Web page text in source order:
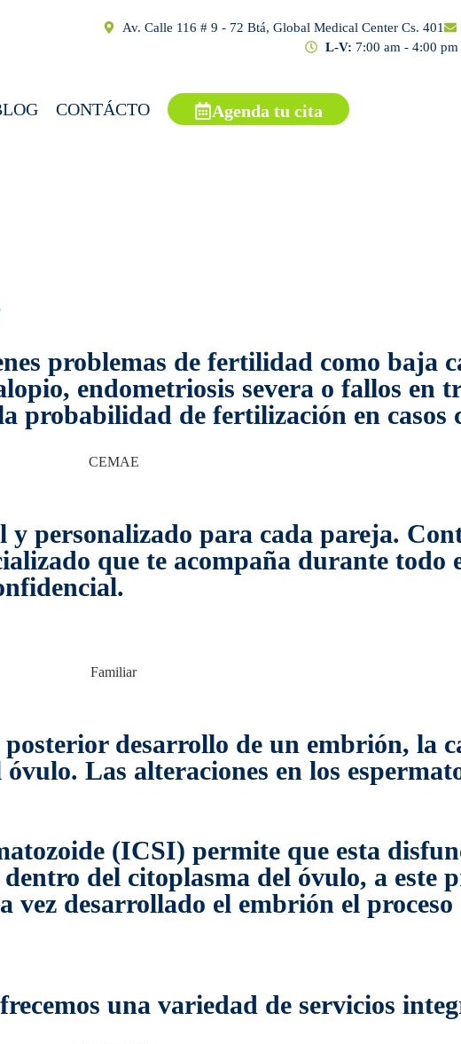
Av. Calle 116 # 9 - 72 Btá, Global Medical Center Cs. 401
L-V: 7:00 am - 4:00 pm
CONTÁCTO Agenda tu cita
problemas de fertilidad como baja
endometriosis severa o fallos en
probabilidad de fertilización en casos
personalizado para cada pareja.
que te acompaña durante todo
desarrollo de un embrión, la
Las alteraciones en los
(ICSI) permite que esta
del citoplasma del óvulo, a este
desarrollado el embrión el proceso
una variedad de servicios